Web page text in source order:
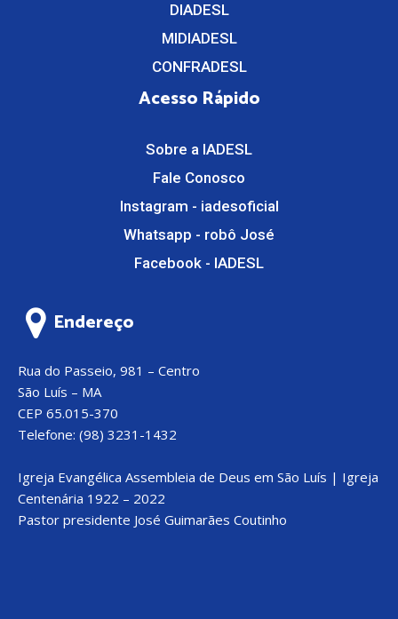
DIADESL
MIDIADESL
CONFRADESL
Acesso Rápido
Sobre a IADESL
Fale Conosco
Instagram - iadesoficial
Whatsapp - robô José
Facebook - IADESL
Endereço
Rua do Passeio, 981 – Centro
São Luís – MA
CEP 65.015-370
Telefone: (98) 3231-1432
Igreja Evangélica Assembleia de Deus em São Luís | Igreja
Centenária 1922 – 2022
Pastor presidente José Guimarães Coutinho